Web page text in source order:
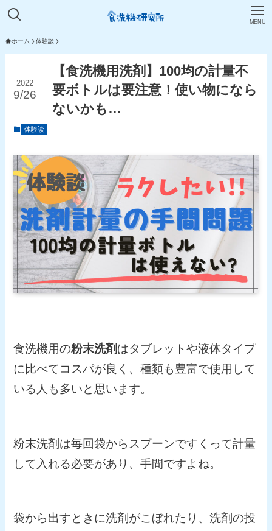
MENU
ホーム 体験談
【食洗機用洗剤】100均の計量不
要ボトルは要注意！使い物になら
ないかも…
2022
9/26
体験談
食洗機用の粉末洗剤はタブレットや液体タイプ
に比べてコスパが良く、種類も豊富で使用して
いる人も多いと思います。
粉末洗剤は毎回袋からスプーンですくって計量
して入れる必要があり、手間ですよね。
袋から出すときに洗剤がこぼれたり、洗剤の投